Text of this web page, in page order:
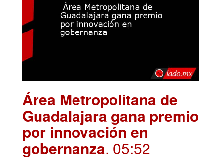
Área Metropolitana de
Guadalajara gana premio
por innovación en
gobernanza. 05:52